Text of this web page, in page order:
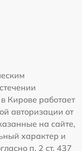
Кирове работает
авторизации от
на сайте,
характер и
п. 2 ст. 437